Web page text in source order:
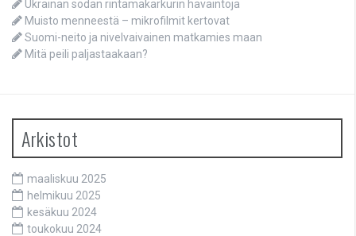
Ukrainan sodan rintamakarkurin havaintoja
Muisto menneestä – mikrofilmit kertovat
Suomi-neito ja nivelvaivainen matkamies maan
Mitä peili paljastaakaan?
Arkistot
maaliskuu 2025
helmikuu 2025
kesäkuu 2024
toukokuu 2024